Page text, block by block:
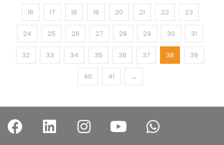
16 17 18 19 20 21 22 23
24 25 26 27 28 29 30 31
32 33 34 35 36 37 38 39
40 41 →